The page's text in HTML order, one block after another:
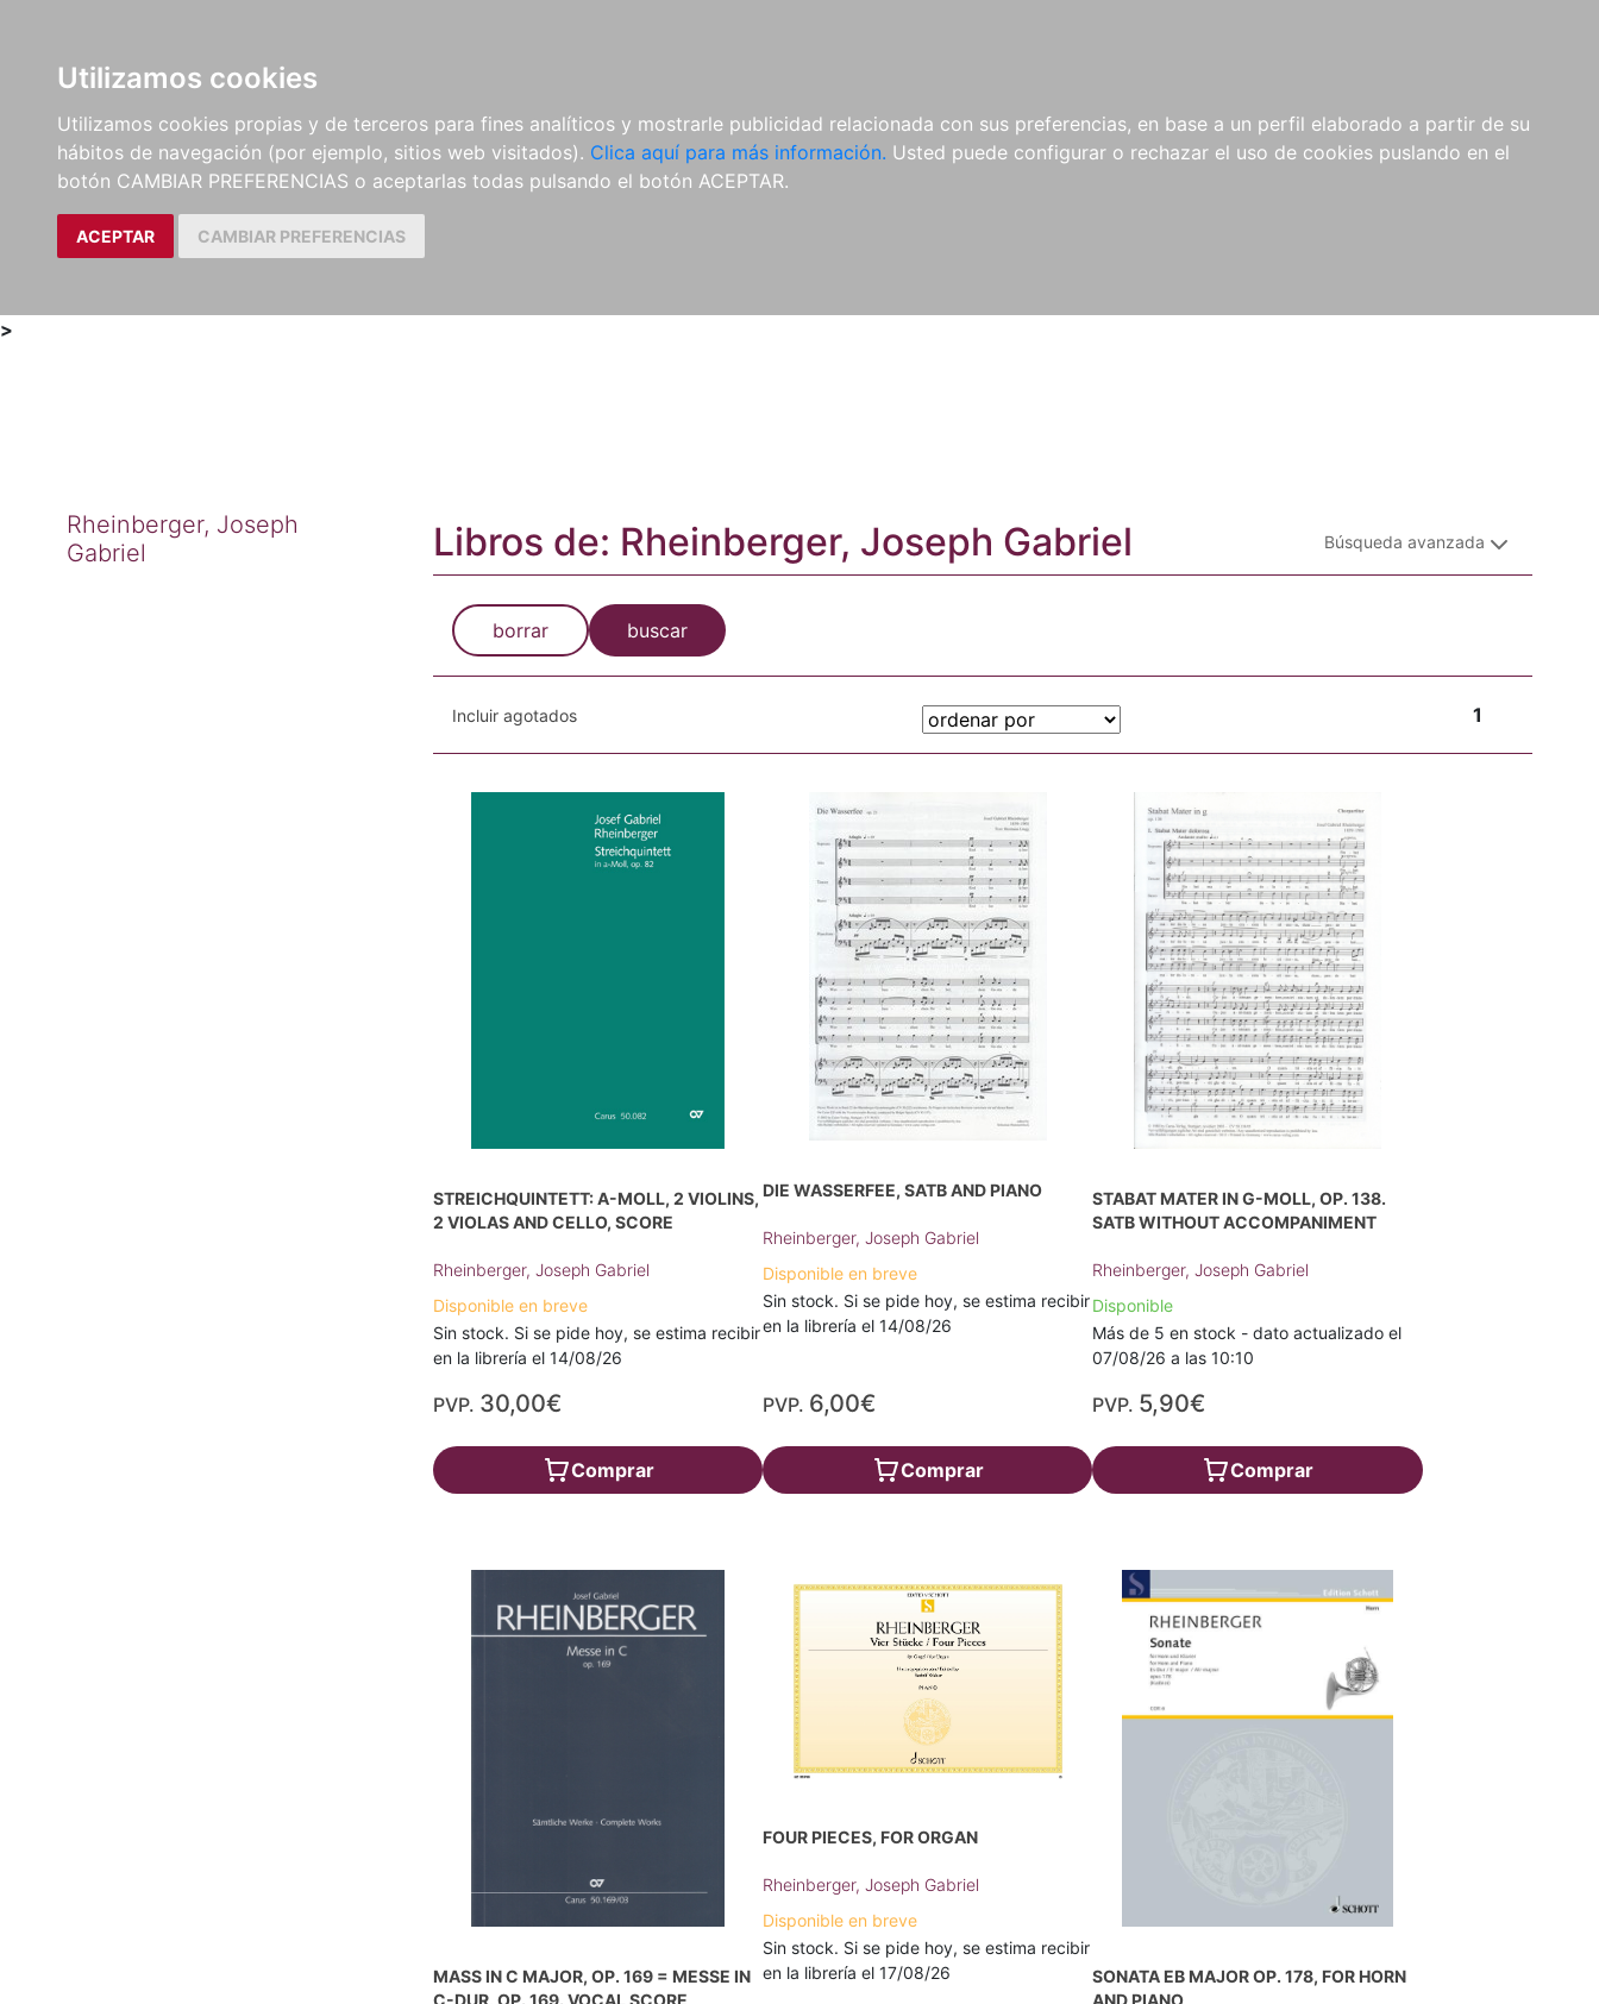
Utilizamos cookies
Utilizamos cookies propias y de terceros para fines analíticos y mostrarle publicidad relacionada con sus preferencias, en base a un perfil elaborado a partir de su
hábitos de navegación (por ejemplo, sitios web visitados). Clica aquí para más información. Usted puede configurar o rechazar el uso de cookies puslando en el
botón CAMBIAR PREFERENCIAS o aceptarlas todas pulsando el botón ACEPTAR.
ACEPTAR CAMBIAR PREFERENCIAS
LIBROS
MÉTODOS Y
EJERCICIOS
PARTITURAS Y EDICIONES
CRÍTICAS
REVISTAS
CDS Y
DVDS
MATERIAL
COMPLEMENTARIO
NOVEDADES NOTICIAS
COMPRAS
INSTITUCIONALES
>
Rheinberger, Joseph
Gabriel
Libros de: Rheinberger, Joseph Gabriel Búsqueda avanzada
borrar buscar
Incluir agotados 1
STREICHQUINTETT: A-MOLL, 2 VIOLINS,
2 VIOLAS AND CELLO, SCORE
Rheinberger, Joseph Gabriel
Disponible en breve
Sin stock. Si se pide hoy, se estima recibir
en la librería el 14/08/26
PVP. 30,00€
Comprar
DIE WASSERFEE, SATB AND PIANO
Rheinberger, Joseph Gabriel
Disponible en breve
Sin stock. Si se pide hoy, se estima recibir
en la librería el 14/08/26
PVP. 6,00€
Comprar
STABAT MATER IN G-MOLL, OP. 138.
SATB WITHOUT ACCOMPANIMENT
Rheinberger, Joseph Gabriel
Disponible
Más de 5 en stock - dato actualizado el
07/08/26 a las 10:10
PVP. 5,90€
Comprar
MASS IN C MAJOR, OP. 169 = MESSE IN
C-DUR, OP. 169. VOCAL SCORE
FOUR PIECES, FOR ORGAN
Rheinberger, Joseph Gabriel
Disponible en breve
Sin stock. Si se pide hoy, se estima recibir
en la librería el 17/08/26
SONATA EB MAJOR OP. 178, FOR HORN
AND PIANO